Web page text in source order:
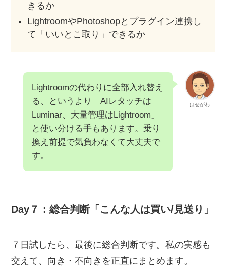
きるか
LightroomやPhotoshopとプラグイン連携し
て「いいとこ取り」できるか
はせがわ
Lightroomの代わりに全部入れ替え
る、というより「AIレタッチは
Luminar、大量管理はLightroom」
と使い分ける手もあります。乗り
換え前提で気負わなくて大丈夫で
す。
Day７：総合判断「こんな人は買い/見送り」
７日試したら、最後に総合判断です。私の実感も
交えて、向き・不向きを正直にまとめます。